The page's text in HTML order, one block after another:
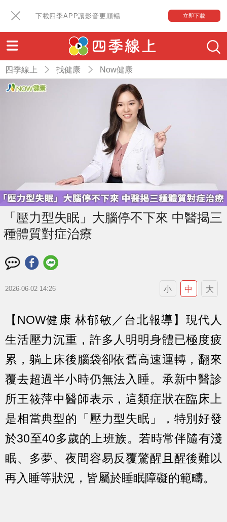
下載四季APP讓影音更順暢 立即下載
四季線上 找健康 Now健康
「壓力型失眠」大腦停不下來 中醫揭三
種體質對症治療
2026-06-02 14:26 小 中 大
【NOW健康 林郁敏／台北報導】現代人
生活壓力沉重，許多人明明身體已極度疲
累，躺上床後腦袋卻依舊高速運轉，翻來
覆去超過半小時仍無法入睡。承新中醫診
所王筱萍中醫師表示，這類症狀在臨床上
是相當典型的「壓力型失眠」，特別好發
於30至40多歲的上班族。若時常伴隨有淺
眠、多夢、夜間容易反覆驚醒且醒後難以
再入睡等狀況，皆屬於睡眠障礙的範疇。